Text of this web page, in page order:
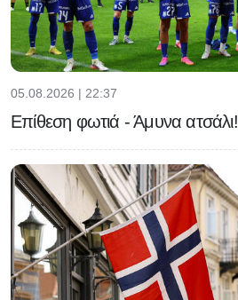
05.08.2026 | 22:37
Επίθεση φωτιά - Άμυνα ατσάλι!